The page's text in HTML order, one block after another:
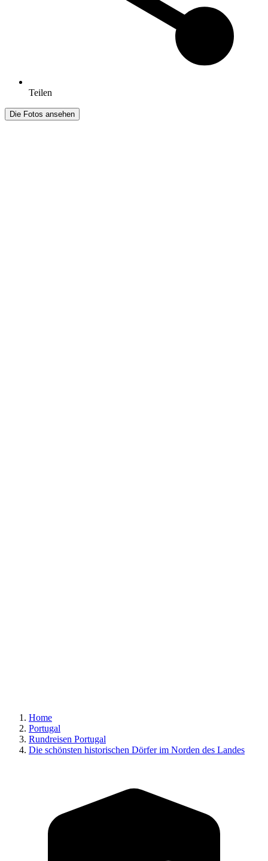
Teilen
Die Fotos ansehen
Home
Portugal
Rundreisen Portugal
Die schönsten historischen Dörfer im Norden des Landes